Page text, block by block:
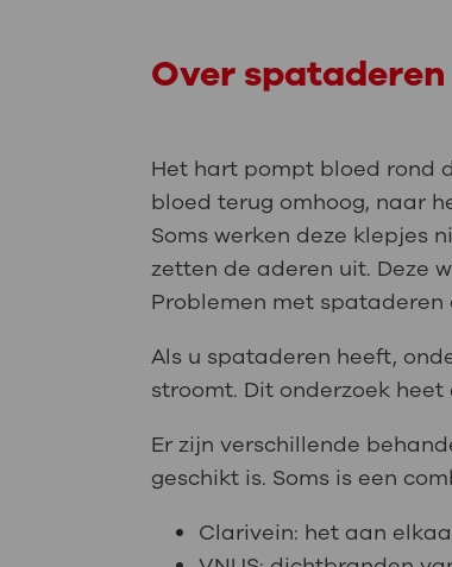
Over spataderen
Het hart pompt bloed rond
bloed terug omhoog, naar
Soms werken deze klepjes
zetten de aderen uit. Deze
Problemen met
Als u spataderen heeft,
stroomt. Dit onderzoek
Er zijn verschillende
geschikt is. Soms is een
Clarivein: het aan